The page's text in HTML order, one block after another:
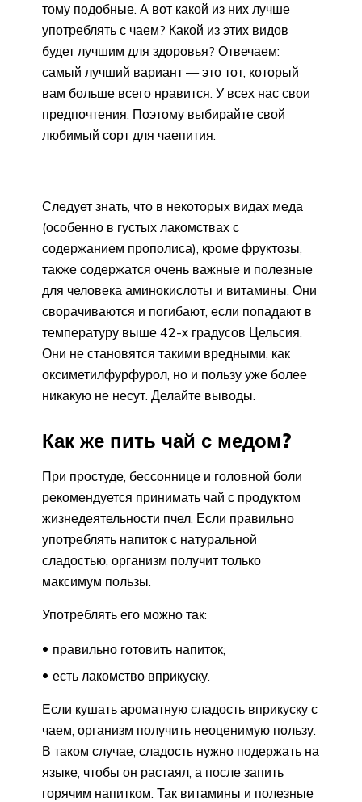
тому подобные. А вот какой из них лучше
употреблять с чаем? Какой из этих видов
будет лучшим для здоровья? Отвечаем:
самый лучший вариант — это тот, который
вам больше всего нравится. У всех нас свои
предпочтения. Поэтому выбирайте свой
любимый сорт для чаепития.
Следует знать, что в некоторых видах меда
(особенно в густых лакомствах с
содержанием прополиса), кроме фруктозы,
также содержатся очень важные и полезные
для человека аминокислоты и витамины. Они
сворачиваются и погибают, если попадают в
температуру выше 42-х градусов Цельсия.
Они не становятся такими вредными, как
оксиметилфурфурол, но и пользу уже более
никакую не несут. Делайте выводы.
Как же пить чай с медом?
При простуде, бессоннице и головной боли
рекомендуется принимать чай с продуктом
жизнедеятельности пчел. Если правильно
употреблять напиток с натуральной
сладостью, организм получит только
максимум пользы.
Употреблять его можно так:
правильно готовить напиток;
есть лакомство вприкуску.
Если кушать ароматную сладость вприкуску с
чаем, организм получить неоценимую пользу.
В таком случае, сладость нужно подержать на
языке, чтобы он растаял, а после запить
горячим напитком. Так витамины и полезные